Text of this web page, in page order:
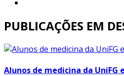
PUBLICAÇÕES EM
Alunos de medicina da UniFG